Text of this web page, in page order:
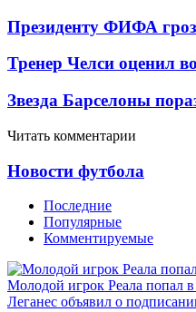
Президенту ФИФА
Тренер Челси оценил
Звезда Барселоны
Читать комментарии
Новости футбола
Последние
Популярные
Комментируемые
Молодой игрок Реала попал
Леганес объявил о